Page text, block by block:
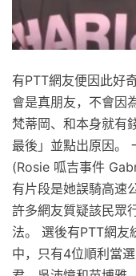
有PTT網友便因此好
會是真朋友，不會因
梵蒂岡、和本身就有
最後」並點出原因。
(Rosie 呱吉事件
有片段是她誤騎高速
許多網友質疑該民眾
法。 選後有PTT網友
中，只有4位順利當